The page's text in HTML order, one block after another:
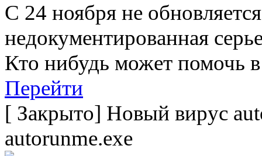
С 24 ноября не
недокументированная
Кто нибудь может помочь
Перейти
[ Закрыто] Новый вирус
autorunme.exe